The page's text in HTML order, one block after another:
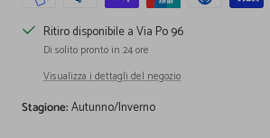
Ritiro disponibile a Via Po 96
Di solito pronto in 24 ore
Visualizza i dettagli del negozio
Stagione:Autunno/Inverno